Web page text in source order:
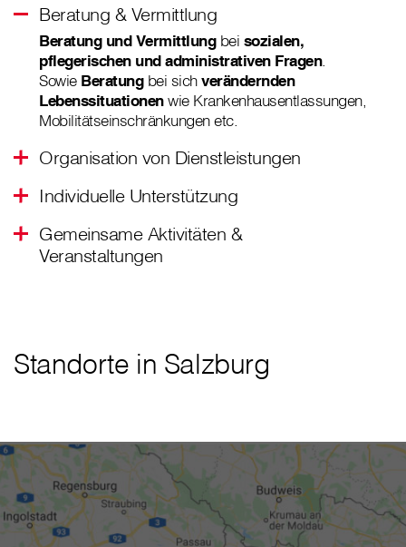
Beratung & Vermittlung
Beratung und Vermittlungbei sozialen,
pflegerischen und administrativen Fragen.
Sowie Beratungbei sichverändernden
Lebenssituationenwie Krankenhausentlassungen,
Mobilitätseinschränkungen etc.
Organisation von Dienstleistungen
Individuelle Unterstützung
Gemeinsame Aktivitäten &
Veranstaltungen
Standorte in Salzburg